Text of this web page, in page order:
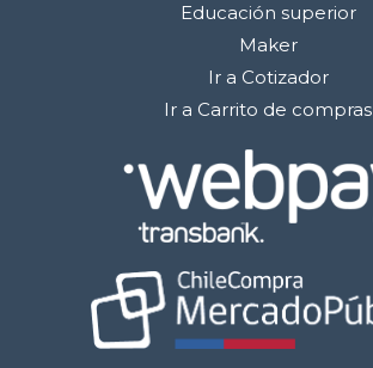
Educación superior
Maker
Ir a Cotizador
Ir a Carrito de compras